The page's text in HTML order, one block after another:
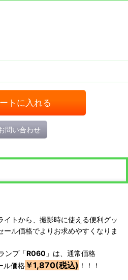
トに入れる
問い合わせ
イトから、撮影時に使える便利グッ
ル価格でよりお求めやすくなりま
ンプ「R060 」は、通常価格
ル価格￥1,870(税込) ！！！